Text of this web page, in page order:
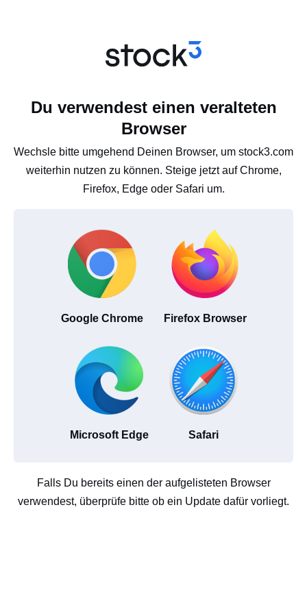
Du verwendest einen veralteten
Browser
Wechsle bitte umgehend Deinen Browser, um stock3.com
weiterhin nutzen zu können. Steige jetzt auf Chrome,
Firefox, Edge oder Safari um.
Google Chrome Firefox Browser
Microsoft Edge Safari
Falls Du bereits einen der aufgelisteten Browser
verwendest, überprüfe bitte ob ein Update dafür vorliegt.